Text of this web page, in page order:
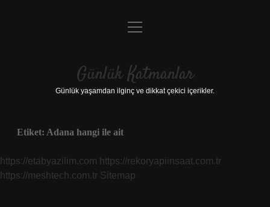
Anasayfa
Yasal Uyarı
menüyü
Günlük Katmanlar
Günlük yaşamdan ilginç ve dikkat çekici içerikler.
Etiket: Adana hangi ile ait
https://etabyazilim.com https://rekoryapiinsaat.com.tr
https://meshtech.com.tr Sitemap